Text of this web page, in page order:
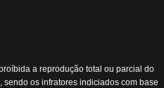
a reprodução total ou parcial do
sendo os infratores indiciados com base